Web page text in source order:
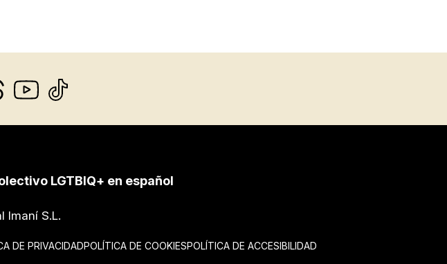
LGTBIQ+ en español
Imaní S.L.
DE PRIVACIDADPOLÍTICA DE COOKIESPOLÍTICA DE ACCESIBILIDAD